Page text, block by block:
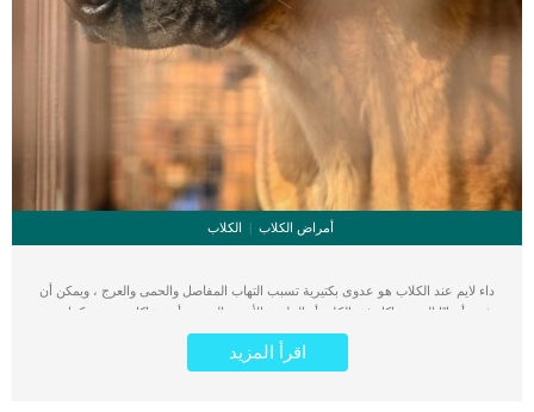
أمراض الكلاب الكلاب
داء لايم عند الكلاب هو عدوى بكتيرية تسبب التهاب المفاصل والحمى والعرج ، ويمكن أن
تؤدي أحيانًا إلى مشاكل في الكلى أو القلب والأوعية الدموية أو مشاكل عصبية. كما تقوم
احد انواع البكتريا التي تسبب مرض لايم مباشرة إلى مجرى الدم للكلاب والقطط
والخيول والبشر فقط من خلال لدغة القراد الذي يعمل كناقل للبكتيريا. تعرف البكتريا التى
تقوم بنقل مرض لايم لكلبك باسم Borrelia burgdorferi. اقرأ ايضا: عدوى المكورات
اقرأ المزيد